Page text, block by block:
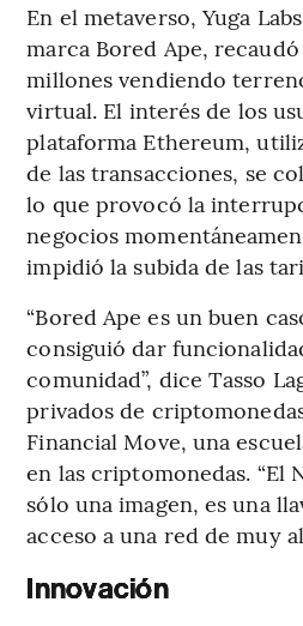
En el metaverso, Yuga
marca Bored Ape,
millones vendiendo
virtual. El interés de los
plataforma Ethereum,
de las transacciones, se
lo que provocó la
negocios
impidió la subida de las
“Bored Ape es un buen
consiguió dar
comunidad”, dice Tasso
privados de
Financial Move, una
en las criptomonedas. “El
sólo una imagen, es una
acceso a una red de muy
Innovación